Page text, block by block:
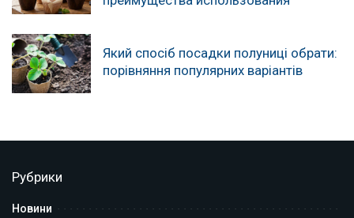
Який спосіб посадки полуниці обрати:
порівняння популярних варіантів
Рубрики
Новини